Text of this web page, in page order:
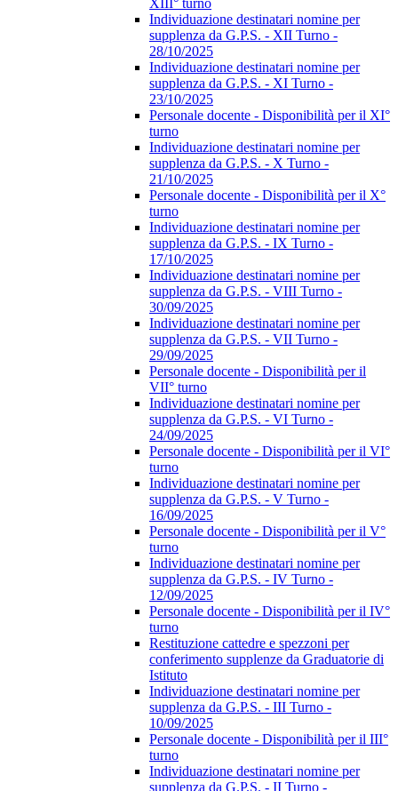
XIII° turno
Individuazione destinatari nomine per
supplenza da G.P.S. - XII Turno -
28/10/2025
Individuazione destinatari nomine per
supplenza da G.P.S. - XI Turno -
23/10/2025
Personale docente - Disponibilità per il XI°
turno
Individuazione destinatari nomine per
supplenza da G.P.S. - X Turno -
21/10/2025
Personale docente - Disponibilità per il X°
turno
Individuazione destinatari nomine per
supplenza da G.P.S. - IX Turno -
17/10/2025
Individuazione destinatari nomine per
supplenza da G.P.S. - VIII Turno -
30/09/2025
Individuazione destinatari nomine per
supplenza da G.P.S. - VII Turno -
29/09/2025
Personale docente - Disponibilità per il
VII° turno
Individuazione destinatari nomine per
supplenza da G.P.S. - VI Turno -
24/09/2025
Personale docente - Disponibilità per il VI°
turno
Individuazione destinatari nomine per
supplenza da G.P.S. - V Turno -
16/09/2025
Personale docente - Disponibilità per il V°
turno
Individuazione destinatari nomine per
supplenza da G.P.S. - IV Turno -
12/09/2025
Personale docente - Disponibilità per il IV°
turno
Restituzione cattedre e spezzoni per
conferimento supplenze da Graduatorie di
Istituto
Individuazione destinatari nomine per
supplenza da G.P.S. - III Turno -
10/09/2025
Personale docente - Disponibilità per il III°
turno
Individuazione destinatari nomine per
supplenza da G.P.S. - II Turno -